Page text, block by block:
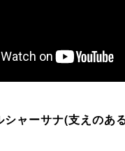
ャーサナ(支えのあ